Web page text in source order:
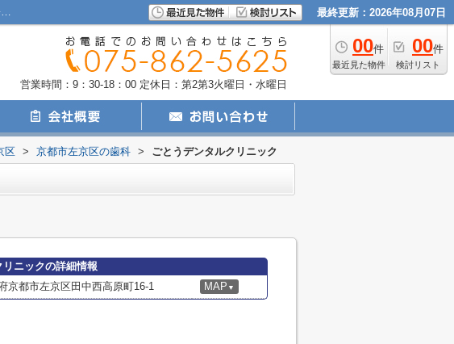
ごとうデンタルクリニック情報ページ｜京都市で一人暮らし向けの賃貸・収益企画販売は株式会社松岡商事 最終更新：2026年08月07日
00件
最近見た物件
00件
検討リスト
営業時間：9：30-18：00 定休日：第2第3火曜日・水曜日
区 > 京都市左京区の歯科 > ごとうデンタルクリニック
ニックの詳細情報
京都市左京区田中西高原町16-1 MAP ▼